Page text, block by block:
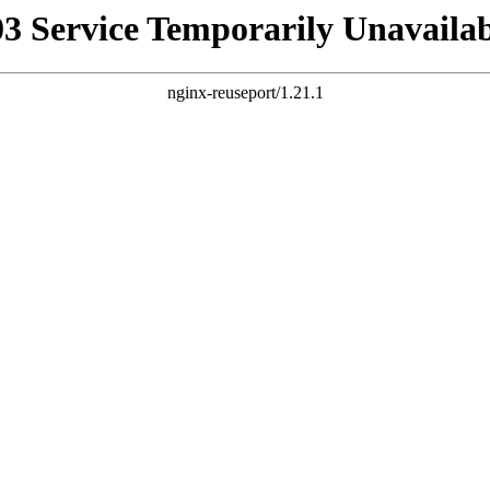
Service Temporarily
nginx-reuseport/1.21.1